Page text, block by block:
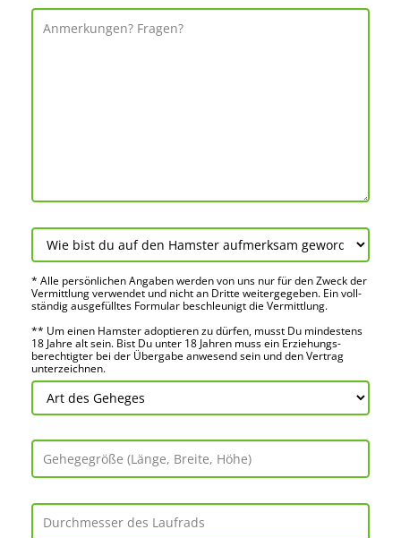
* Alle persön­lichen Angaben werden von uns nur für den Zweck der
Vermitt­lung verwendet und nicht an Dritte weiter­gegeben. Ein voll­
ständig ausge­fülltes Formular beschleu­nigt die Vermitt­lung.
** Um einen Hamster adoptieren zu dürfen, musst Du mindes­tens
18 Jahre alt sein. Bist Du unter 18 Jahren muss ein Erziehungs­
berechtigter bei der Über­gabe anwes­end sein und den Vertrag
unter­zeichnen.